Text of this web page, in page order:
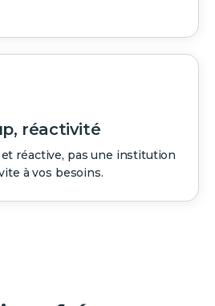
réactivité
réactive, pas une institution
à vos besoins.